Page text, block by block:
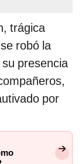
trágica
robó la
presencia
por